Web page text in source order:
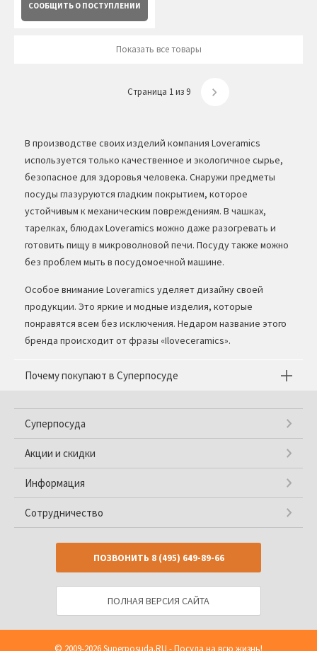
СООБЩИТЬ О ПОСТУПЛЕНИИ
Показать все товары
Страница 1 из 9
В производстве своих изделий компания Loveramics
используется только качественное и экологичное сырье,
безопасное для здоровья человека. Снаружи предметы
посуды глазуруются гладким покрытием, которое
устойчивым к механическим повреждениям. В чашках,
тарелках, блюдах Loveramics можно даже разогревать и
готовить пищу в микроволновой печи. Посуду также можно
без проблем мыть в посудомоечной машине.
Особое внимание Loveramics уделяет дизайну своей
продукции. Это яркие и модные изделия, которые
понравятся всем без исключения. Недаром название этого
бренда происходит от фразы «Iloveceramics».
Почему покупают в Суперпосуде
Суперпосуда
Акции и скидки
Информация
Сотрудничество
ПОЗВОНИТЬ 8 (495) 649-89-66
ПОЛНАЯ ВЕРСИЯ САЙТА
© 2009-2026Superposuda.RU - Посуда на всю жизнь!